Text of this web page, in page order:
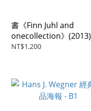
書《Finn Juhl and
onecollection》(2013)
NT$1,200